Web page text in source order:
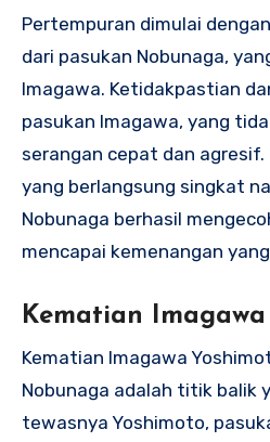
Pertempuran dimulai
dari pasukan Nobunaga,
Imagawa. Ketidakpastian
pasukan Imagawa, yang
serangan cepat dan
yang berlangsung singkat
Nobunaga berhasil
mencapai kemenangan
Kematian
Kematian Imagawa
Nobunaga adalah titik balik
tewasnya Yoshimoto,